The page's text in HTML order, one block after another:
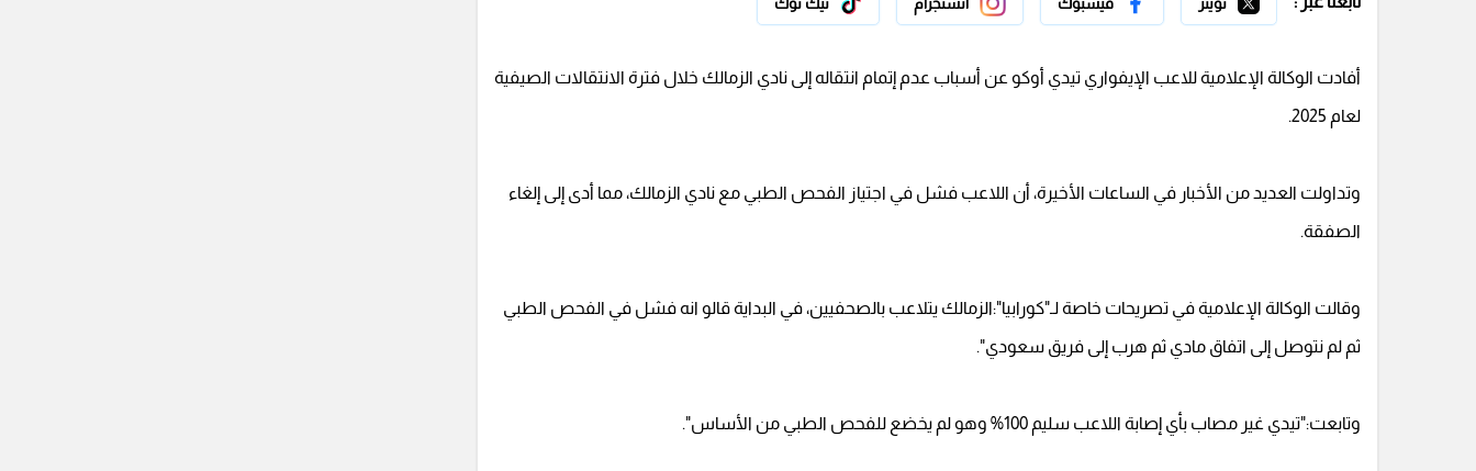
أفادت الوكالة الإعلامية للاعب الإيفواري تيدي أوكو عن أسباب عدم إتمام انتقاله إلى نادي الزمالك خلال فترة الانتقالات الصيفية
لعام 2025.
وتداولت العديد من الأخبار في الساعات الأخيرة، أن اللاعب فشل في اجتياز الفحص الطبي مع نادي الزمالك، مما أدى إلى إلغاء
الصفقة.
وقالت الوكالة الإعلامية في تصريحات خاصة لـ"كورابيا":الزمالك يتلاعب بالصحفيين، في البداية قالو انه فشل في الفحص الطبي
ثم لم نتوصل إلى اتفاق مادي ثم هرب إلى فريق سعودي".
وتابعت:"تيدي غير مصاب بأي إصابة اللاعب سليم 100% وهو لم يخضع للفحص الطبي من الأساس".